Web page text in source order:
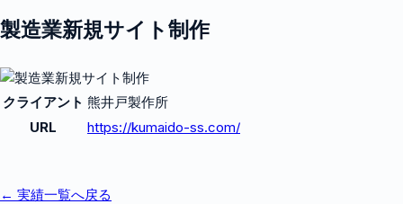
製造業新規サイト制作
クライアント 熊井戸製作所
URL
https://kumaido-ss.com/
← 実績一覧へ戻る